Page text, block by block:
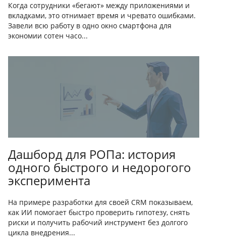
Когда сотрудники «бегают» между приложениями и
вкладками, это отнимает время и чревато ошибками.
Завели всю работу в одно окно смартфона для
экономии сотен часо...
Дашборд для РОПа: история
одного быстрого и недорогого
эксперимента
На примере разработки для своей CRM показываем,
как ИИ помогает быстро проверить гипотезу, снять
риски и получить рабочий инструмент без долгого
цикла внедрения...